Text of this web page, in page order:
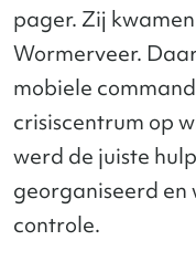
pager. Zij
Wormerveer.
mobiele
crisiscentrum op
werd de juiste
georganiseerd en
controle.